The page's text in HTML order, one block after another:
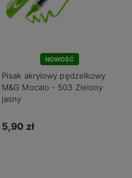
NOWOŚĆ
Pisak akrylowy pędzelkowy
M&G Mocalo - 503 Zielony
jasny
5,90 zł